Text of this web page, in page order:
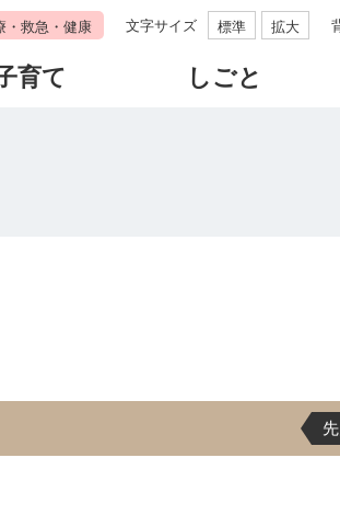
・救急・健康 文字サイズ 標準 拡大
育て しごと